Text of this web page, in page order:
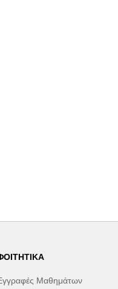
Μαθημάτων